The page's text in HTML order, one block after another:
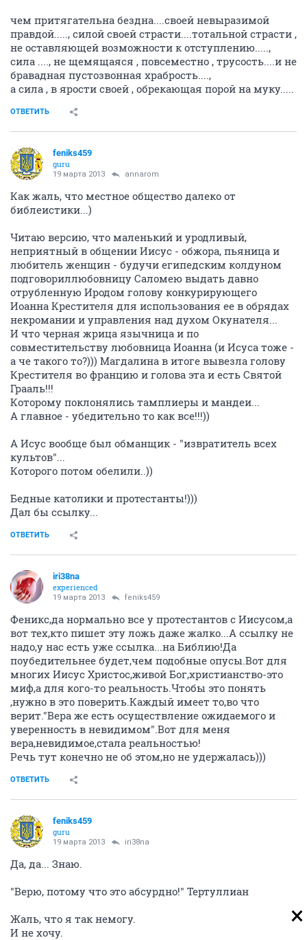
чем притягательна бездна....своей невыразимой
правдой....., силой своей страсти....тотальной страсти ,
не оставляющей возможности к отступлению.....,
сила ...., не щемящаяся , повсеместно , трусость....и не
бравадная пустозвонная храбрость....,
а сила , в ярости своей , обрекающая порой на муку.....
ОТВЕТИТЬ
feniks459
guru
19 марта 2013 annarom
Как жаль, что местное общество далеко от
библеистики...)
Читаю версию, что маленький и уродливый,
неприятный в общении Иисус - обжора, пьяница и
любитель женщин - будучи египедским колдуном
подговориллюбовницу Саломею выдать давно
отрубленную Иродом голову конкурирующего
Иоанна Крестителя для использования ее в обрядах
некромании и управления над духом Окунателя...
И что черная жрица язычница и по
совместительству любовница Иоанна (и Исуса тоже -
а че такого то?))) Магдалина в итоге вывезла голову
Крестителя во францию и голова эта и есть Святой
Грааль!!!
Которому поклонялись тамплиеры и мандеи...
А главное - убедительно то как все!!!))
А Исус вообще был обманщик - "извратитель всех
культов"...
Которого потом обелили..))
Бедные католики и протестанты!)))
Дал бы ссылку...
ОТВЕТИТЬ
iri38na
experienced
19 марта 2013 feniks459
Феникс,да нормально все у протестантов с Иисусом,а
вот тех,кто пишет эту ложь даже жалко...А ссылку не
надо,у нас есть уже ссылка...на Библию!Да
поубедительнее будет,чем подобные опусы.Вот для
многих Иисус Христос,живой Бог,христианство-это
миф,а для кого-то реальность.Чтобы это понять
,нужно в это поверить.Каждый имеет то,во что
верит."Вера же есть осуществление ожидаемого и
уверенность в невидимом".Вот для меня
вера,невидимое,стала реальностью!
Речь тут конечно не об этом,но не удержалась)))
ОТВЕТИТЬ
feniks459
guru
19 марта 2013 iri38na
Да, да... Знаю.
"Верю, потому что это абсурдно!" Тертуллиан
Жаль, что я так немогу.
И не хочу.